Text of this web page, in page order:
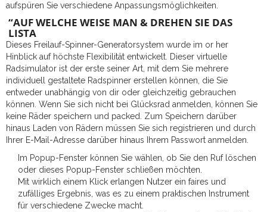
aufspüren Sie verschiedene Anpassungsmöglichkeiten.
“AUF WELCHE WEISE MAN & DREHEN SIE DAS
LISTA
Dieses Freilauf-Spinner-Generatorsystem wurde im or her
Hinblick auf höchste Flexibilität entwickelt. Dieser virtuelle
Radsimulator ist der erste seiner Art, mit dem Sie mehrere
individuell gestaltete Radspinner erstellen können, die Sie
entweder unabhängig von dir oder gleichzeitig gebrauchen
können. Wenn Sie sich nicht bei Glücksrad anmelden, können Sie
keine Räder speichern und packed. Zum Speichern darüber
hinaus Laden von Rädern müssen Sie sich registrieren und durch
Ihrer E-Mail-Adresse darüber hinaus Ihrem Passwort anmelden.
Im Popup-Fenster können Sie wählen, ob Sie den Ruf löschen
oder dieses Popup-Fenster schließen möchten.
Mit wirklich einem Klick erlangen Nutzer ein faires und
zufälliges Ergebnis, was es zu einem praktischen Instrument
für verschiedene Zwecke macht.